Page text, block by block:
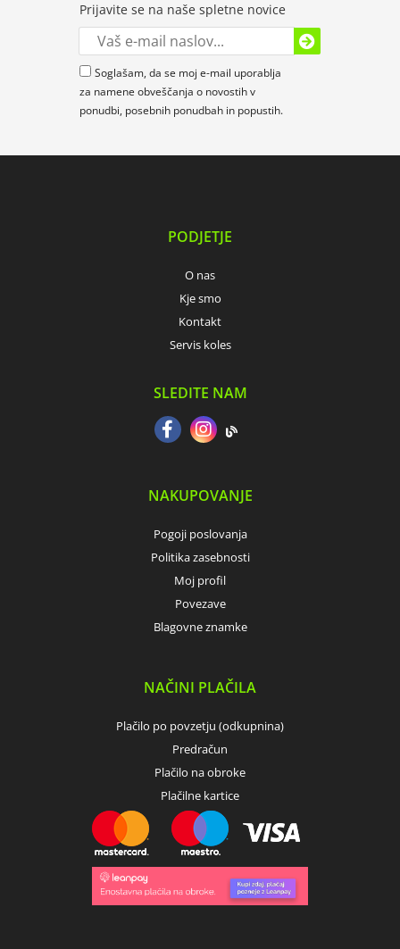
Prijavite se na naše spletne novice
Soglašam, da se moj e-mail uporablja
za namene obveščanja o novostih v
ponudbi, posebnih ponudbah in popustih.
PODJETJE
O nas
Kje smo
Kontakt
Servis koles
SLEDITE NAM
NAKUPOVANJE
Pogoji poslovanja
Politika zasebnosti
Moj profil
Povezave
Blagovne znamke
NAČINI PLAČILA
Plačilo po povzetju (odkupnina)
Predračun
Plačilo na obroke
Plačilne kartice